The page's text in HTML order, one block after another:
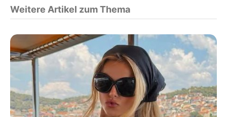
Weitere Artikel zum Thema